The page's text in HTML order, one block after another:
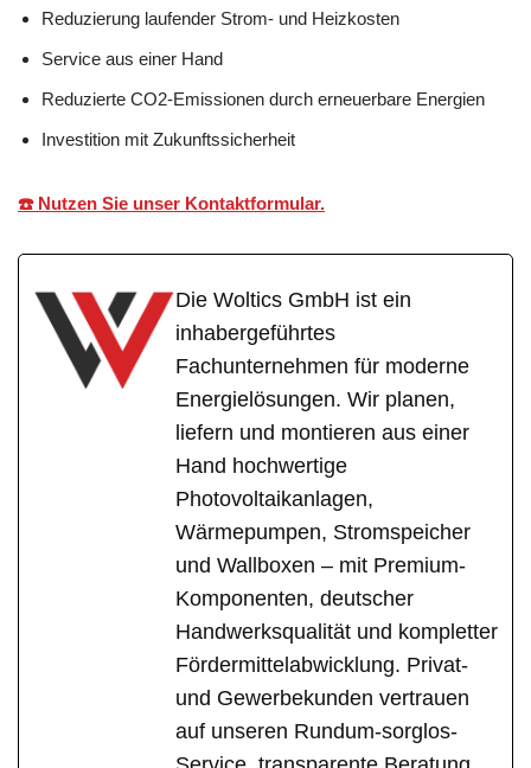
Reduzierung laufender Strom- und Heizkosten
Service aus einer Hand
Reduzierte CO2-Emissionen durch erneuerbare Energien
Investition mit Zukunftssicherheit
☎️ Nutzen Sie unser Kontaktformular.
Die Woltics GmbH ist ein
inhabergeführtes
Fachunternehmen für moderne
Energielösungen. Wir planen,
liefern und montieren aus einer
Hand hochwertige
Photovoltaikanlagen,
Wärmepumpen, Stromspeicher
und Wallboxen – mit Premium-
Komponenten, deutscher
Handwerksqualität und kompletter
Fördermittelabwicklung. Privat-
und Gewerbekunden vertrauen
auf unseren Rundum-sorglos-